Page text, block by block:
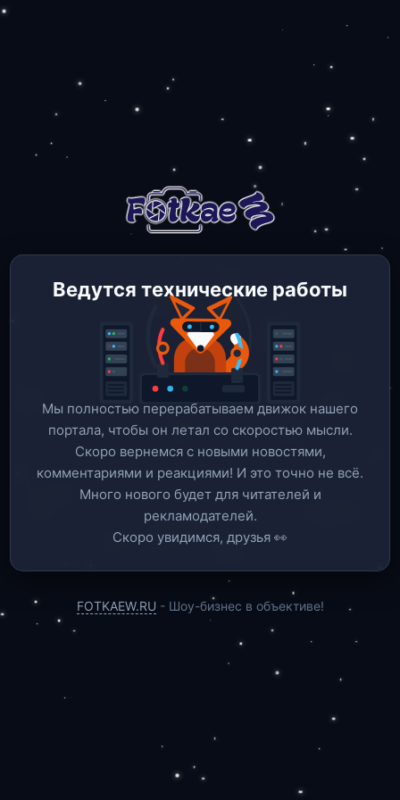
Ведутся технические работы
Мы полностью перерабатываем движок нашего
портала, чтобы он летал со скоростью мысли.
Скоро вернемся c новыми новостями,
комментариями и реакциями! И это точно не всё.
Много нового будет для читателей и
рекламодателей.
Скоро увидимся, друзья 👀
FOTKAEW.RU - Шоу-бизнес в объективе!